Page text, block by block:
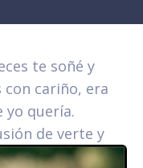
te soñé y
cariño, era
yo quería.
de verte y